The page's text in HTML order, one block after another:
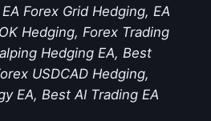
Forex Grid Hedging, EA
Hedging, Forex Trading
Hedging EA, Best
USDCAD Hedging,
EA, Best AI Trading EA